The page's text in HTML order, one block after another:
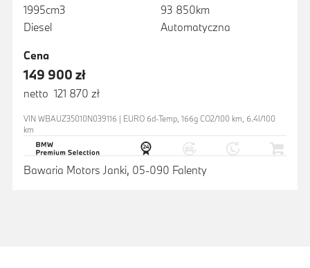
1995cm3
Diesel
93 850km
Automatyczna
Cena
149 900 zł
netto 121 870 zł
VIN WBAUZ35010N039116 | EURO 6d-Temp, 166g CO2/100 km, 6.4l/100
km
Bawaria Motors Janki, 05-090 Falenty